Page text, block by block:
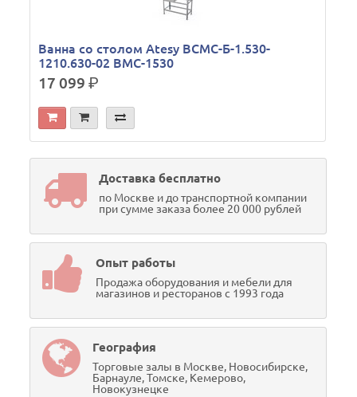
Ванна со столом Atesy ВСМС-Б-1.530-
1210.630-02 ВМС-1530
17 099р.
Доставка бесплатно
по Москве и до транспортной компании
при сумме заказа более 20 000 рублей
Опыт работы
Продажа оборудования и мебели для
магазинов и ресторанов с 1993 года
География
Торговые залы в Москве, Новосибирске,
Барнауле, Томске, Кемерово,
Новокузнецке